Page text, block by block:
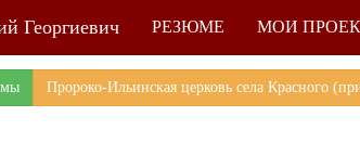
Георгиевич РЕЗЮМЕ МОИ
Пророко-Ильинская церковь села Красного